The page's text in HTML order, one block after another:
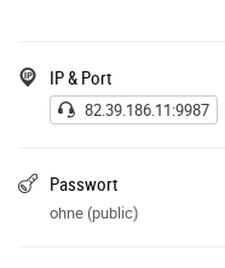
IP & Port
82.39.186.11:9987
Passwort
ohne (public)